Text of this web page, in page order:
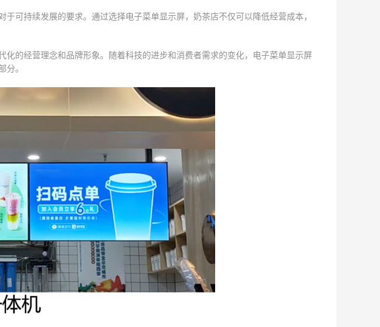
可持续发展的要求。通过选择电子菜单显示屏，奶茶店不仅可以降低经营成本，
的经营理念和品牌形象。随着科技的进步和消费者需求的变化，电子菜单显示屏
分。